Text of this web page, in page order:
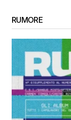
RUMORE